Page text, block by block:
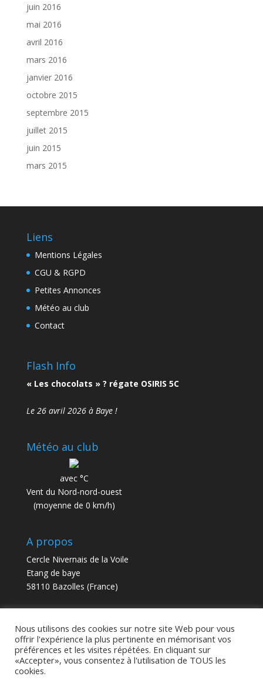
juin 2016
mai 2016
avril 2016
mars 2016
janvier 2016
octobre 2015
septembre 2015
juillet 2015
juin 2015
mars 2015
Liens
Mentions Légales
CGU & RGPD
Petites Annonces
Météo au club
Contact
Flash Info
« Les chocolats » ? régate OSIRIS 5C
Le 26 avril 2026 à Baye !
Météo au club
avec °C
Vent du Nord-nord-ouest
(moyenne de 0 km/h)
A propos
Cercle Nivernais de la Voile
Etang de baye
58110 Bazolles (France)
Nous utilisons des cookies sur notre site Web pour vous
offrir l'expérience la plus pertinente en mémorisant vos
préférences et les visites répétées. En cliquant sur
«Accepter», vous consentez à l'utilisation de TOUS les
cookies.